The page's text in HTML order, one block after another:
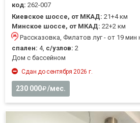
код: 262-007
Киевское шоссе, от МКАД: 21+4 км
Минское шоссе, от МКАД: 22+2 км
Рассказовка, Филатов луг - от 19 мин
спален: 4, с/узлов: 2
Дом с бассейном
Сдан до сентября 2026 г.
230 000 /мес.